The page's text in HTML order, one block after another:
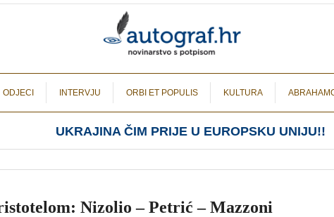
ODJECI INTERVJU ORBI ET POPULIS KULTURA
UKRAJINA ČIM PRIJE U EUROPSKU UNIJU!!
Nizolio – Petrić – Mazzoni